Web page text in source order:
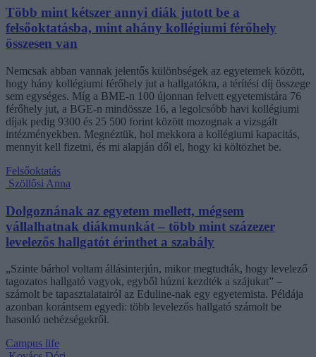
Több mint kétszer annyi diák jutott be a
felsőoktatásba, mint ahány kollégiumi férőhely
összesen van
Nemcsak abban vannak jelentős különbségek az egyetemek között,
hogy hány kollégiumi férőhely jut a hallgatókra, a térítési díj összege
sem egységes. Míg a BME-n 100 újonnan felvett egyetemistára 76
férőhely jut, a BGE-n mindössze 16, a legolcsóbb havi kollégiumi
díjak pedig 9300 és 25 500 forint között mozognak a vizsgált
intézményekben. Megnéztük, hol mekkora a kollégiumi kapacitás,
mennyit kell fizetni, és mi alapján dől el, hogy ki költözhet be.
Felsőoktatás
Szöllősi Anna
Dolgoznának az egyetem mellett, mégsem
vállalhatnak diákmunkát – több mint százezer
levelezős hallgatót érinthet a szabály
„Szinte bárhol voltam állásinterjún, mikor megtudták, hogy levelező
tagozatos hallgató vagyok, egyből húzni kezdték a szájukat” –
számolt be tapasztalatairól az Eduline-nak egy egyetemista. Példája
azonban korántsem egyedi: több levelezős hallgató számolt be
hasonló nehézségekről.
Campus life